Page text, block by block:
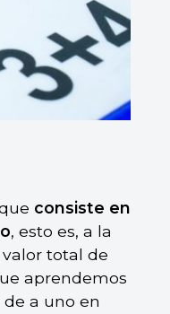
consiste en
, esto es, a la
total de
aprendemos
a uno en